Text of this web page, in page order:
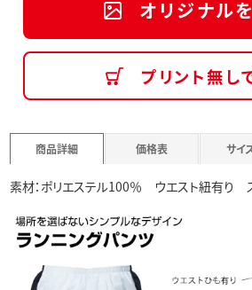
オリジナル
プリント無し
商品詳細 価格表 サイ
素材：ポリエステル100％ ウエスト紐有り